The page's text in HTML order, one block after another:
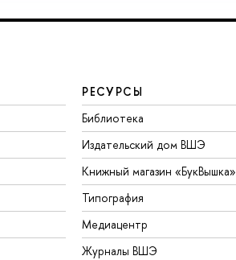
РЕСУРСЫ
Библиотека
Издательский дом ВШЭ
Книжный магазин «БукВышка»
Типография
Медиацентр
Журналы ВШЭ